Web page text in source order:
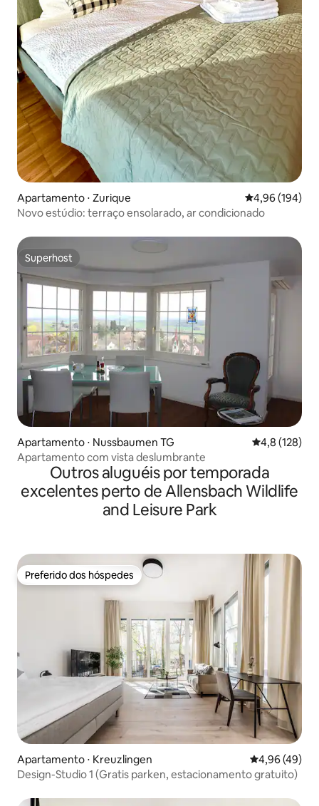
Apartamento ⋅ Zurique 4,96 de uma
4,96 (194)
Novo estúdio: terraço ensolarado, ar condicionado
Superhost
Superhost
Apartamento ⋅ Nussbaumen TG 4,8 de uma
4,8 (128)
Apartamento com vista deslumbrante
Outros aluguéis por temporada
excelentes perto de Allensbach Wildlife
and Leisure Park
Preferido dos hóspedes
Preferido dos hóspedes
Apartamento ⋅ Kreuzlingen 4,96 de uma
4,96 (49)
Design-Studio 1 (Gratis parken, estacionamento gratuito)